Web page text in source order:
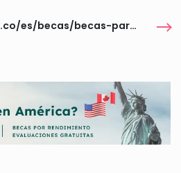
https://web.icetex.gov.co/es/becas/becas-para-estudios-en-el-exterior/becas-vigentes